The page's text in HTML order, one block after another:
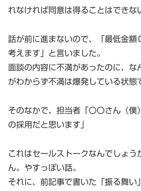
れなければ同意は得ることはできな
話が前に進まないので、「最低金額
考えます」と言いました。
面談の内容に不満があったのに、な
がわからず不満は爆発している状態
そのなかで、担当者「〇〇さん（僕
の採用だと思います」
これはセールストークなんでしょう
ん。やすっぽい話。
それに、前記事で書いた「振る舞い